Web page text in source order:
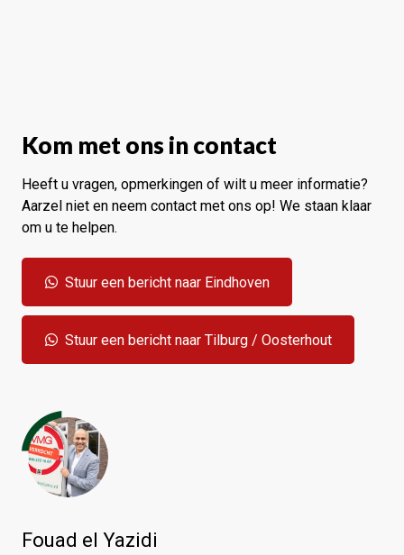
Kom met ons in contact
Heeft u vragen, opmerkingen of wilt u meer informatie?
Aarzel niet en neem contact met ons op! We staan klaar
om u te helpen.
Stuur een bericht naar Eindhoven
Stuur een bericht naar Tilburg / Oosterhout
Fouad el Yazidi